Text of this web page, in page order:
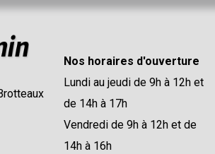
Nos horaires d'ouverture
Lundi au jeudi de 9h à 12h et
de 14h à 17h
Vendredi de 9h à 12h et de
14h à 16h